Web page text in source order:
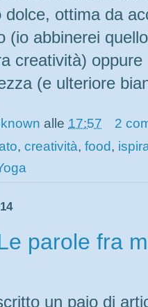
dolce, ottima da
(io abbinerei
creatività)
(e ulteriore
alle 17:57
2
, creatività, food,
parole fra
un paio di